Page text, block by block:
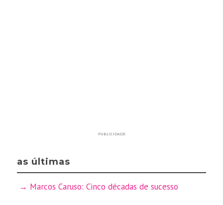
PUBLICIDADE
as últimas
Marcos Caruso: Cinco décadas de sucesso